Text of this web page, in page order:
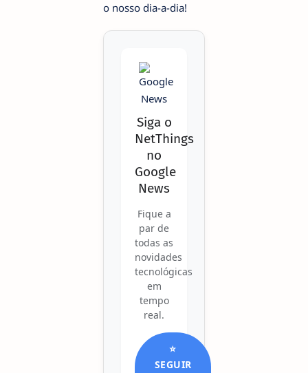
o nosso dia-a-dia!
Siga o
NetThings
no
Google
News
Fique a
par de
todas as
novidades
tecnológicas
em
tempo
real.
⭐
SEGUIR